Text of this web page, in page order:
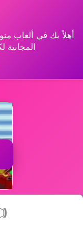
أهلاً بك في ألعاب